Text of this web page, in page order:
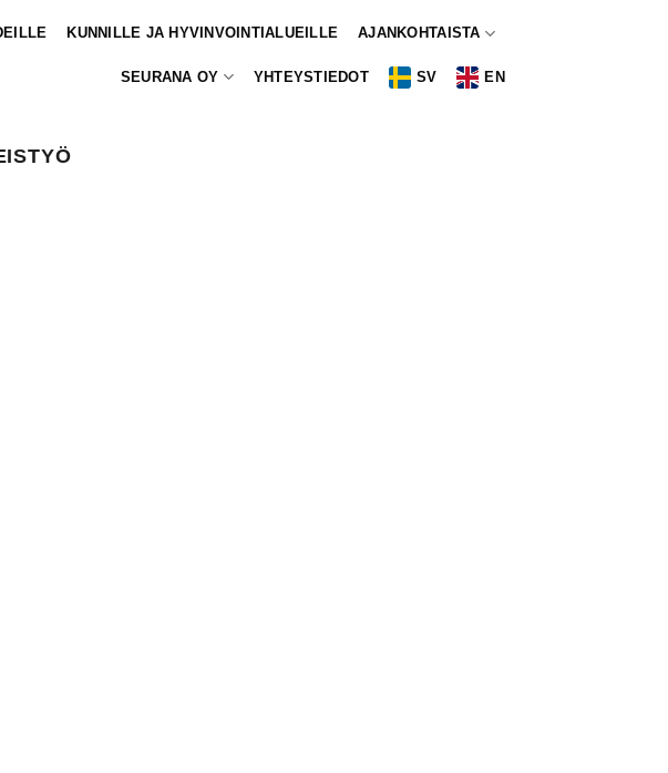
KUNNILLE JA HYVINVOINTIALUEILLE AJANKOHTAISTA
SEURANA OY YHTEYSTIEDOT SV EN